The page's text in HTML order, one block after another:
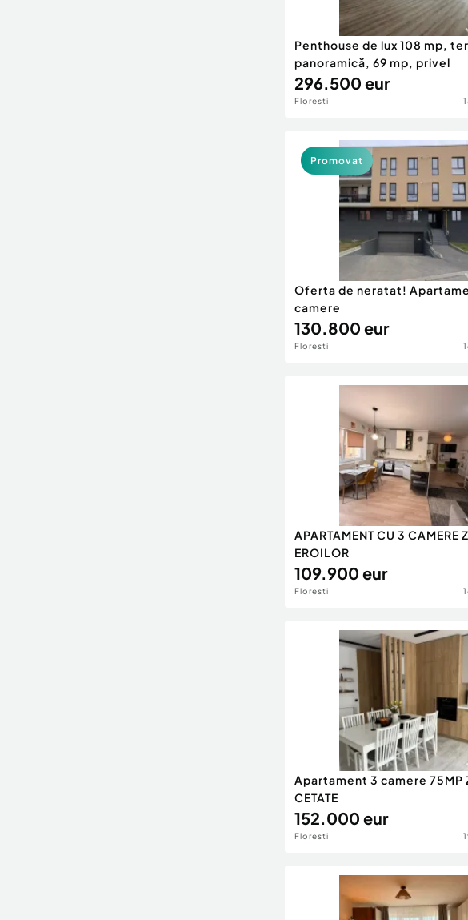
Penthouse de lux 108 mp,
panoramică, 69 mp, privel
296.500 eur
Floresti
Oferta de neratat!
camere
130.800 eur
Floresti
Promovat
APARTAMENT CU 3 CAMERE
EROILOR
109.900 eur
Floresti
Apartament 3 camere 75MP
CETATE
152.000 eur
Floresti